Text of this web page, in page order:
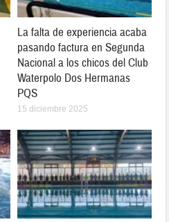
La falta de experiencia acaba
pasando factura en Segunda
Nacional a los chicos del Club
Waterpolo Dos Hermanas
PQS
15 diciembre 2025